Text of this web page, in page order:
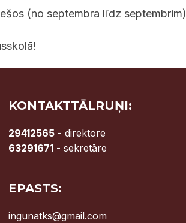
(no septembra līdz septembrim)
KONTAKTTĀLRUŅI:
29412565- direktore
63291671- sekretāre
EPASTS:
ingunatks@gmail.com